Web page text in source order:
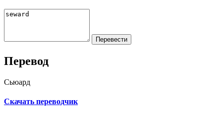
Перевод
Сьюард
Скачать переводчик